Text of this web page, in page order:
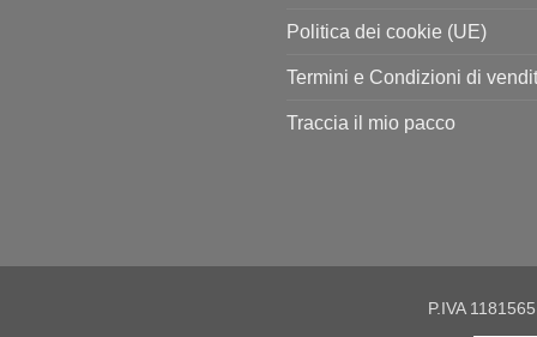
Politica dei cookie (UE)
Termini e Condizioni di
Traccia il mio pacco
P.IVA